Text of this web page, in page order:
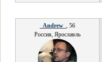
_Andrew_ , 56
Россия, Ярославль